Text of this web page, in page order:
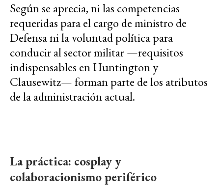
Según se aprecia, ni las competencias
requeridas para el cargo de ministro de
Defensa ni la voluntad política para
conducir al sector militar —requisitos
indispensables en Huntington y
Clausewitz— forman parte de los atributos
de la administración actual.
La práctica: cosplay y
colaboracionismo periférico